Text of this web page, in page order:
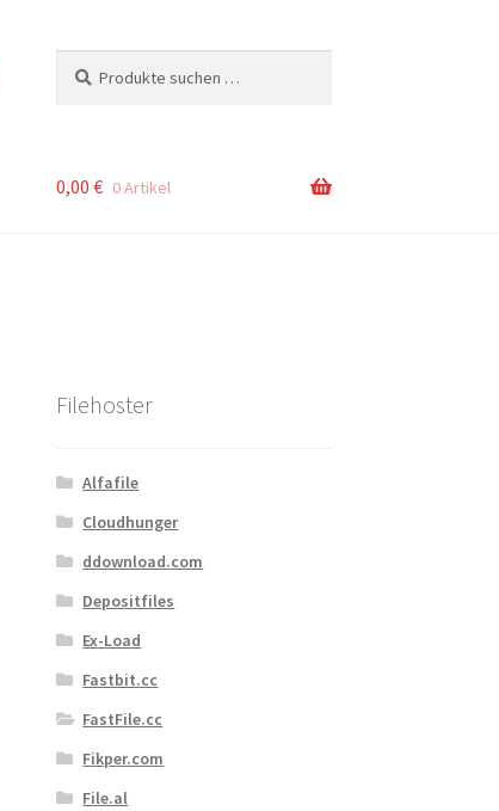
nach:
0,00 € 0 Artikel
Filehoster
Alfafile
Cloudhunger
ddownload.com
Depositfiles
Ex-Load
Fastbit.cc
FastFile.cc
Fikper.com
File.al